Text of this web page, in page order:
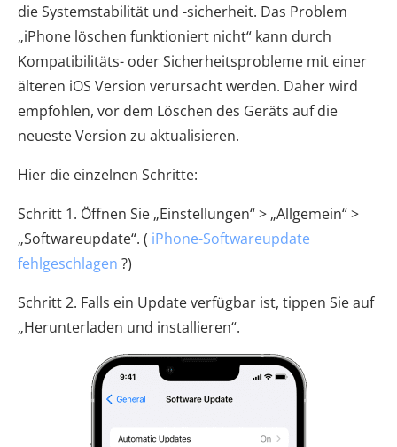
die Systemstabilität und -sicherheit. Das Problem
„iPhone löschen funktioniert nicht“ kann durch
Kompatibilitäts- oder Sicherheitsprobleme mit einer
älteren iOS Version verursacht werden. Daher wird
empfohlen, vor dem Löschen des Geräts auf die
neueste Version zu aktualisieren.
Hier die einzelnen Schritte:
Schritt 1. Öffnen Sie „Einstellungen“ > „Allgemein“ >
„Softwareupdate“. ( iPhone-Softwareupdate
fehlgeschlagen ?)
Schritt 2. Falls ein Update verfügbar ist, tippen Sie auf
„Herunterladen und installieren“.